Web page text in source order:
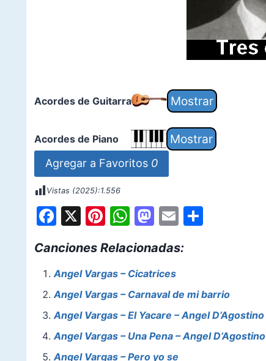
Acordes de Guitarra
Acordes de Piano
Agregar a Favoritos 0
Vistas (2025):1.556
F
c
e
b
o
o
k
X Pi
er
e
st
W
at
s
A
p
p
M
st
o
d
o
n
E
ai
S
Canciones Relacionadas:
Angel Vargas – Cicatrices
Angel Vargas – Carnaval de mi barrio
Angel Vargas – El Yacare – Angel D’Agostino
Angel Vargas – Una Pena – Angel D’Agostino
Angel Vargas – Pero yo se